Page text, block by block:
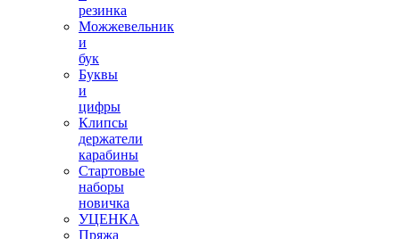
резинка
Можжевельник
и
бук
Буквы
и
цифры
Клипсы
держатели
карабины
Стартовые
наборы
новичка
УЦЕНКА
Пряжа